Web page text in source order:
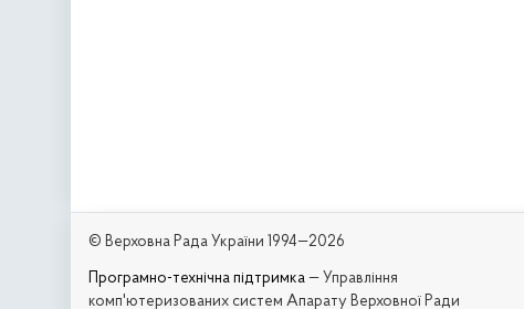
© Верховна Рада України 1994—2026
Програмно-технічна підтримка — Управління
комп'ютеризованих систем Апарату Верховної Ради